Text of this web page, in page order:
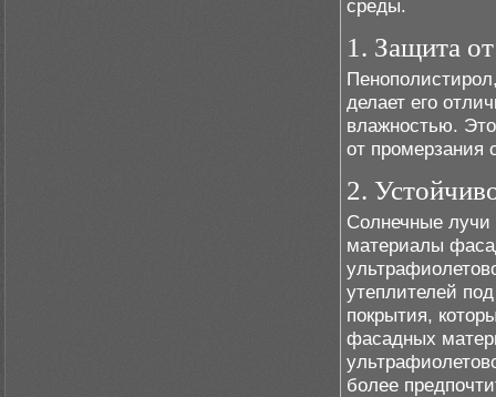
среды.
1. Защита
делает его
влажностью.
от промерзания
2.
Солнечные лучи
материалы
утеплителей
покрытия,
фасадных
более